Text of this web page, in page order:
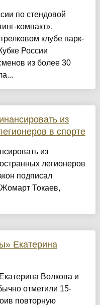
по стендовой
компакт».
клубе парк-
России
из более 30
из
в спорте
из
легионеров
подписал
Токаев,
Екатерина
Волкова и
отметили 15-
повторную